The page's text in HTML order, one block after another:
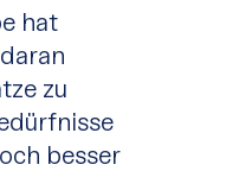
hat
zu
besser